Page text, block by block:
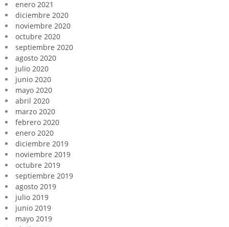
enero 2021
diciembre 2020
noviembre 2020
octubre 2020
septiembre 2020
agosto 2020
julio 2020
junio 2020
mayo 2020
abril 2020
marzo 2020
febrero 2020
enero 2020
diciembre 2019
noviembre 2019
octubre 2019
septiembre 2019
agosto 2019
julio 2019
junio 2019
mayo 2019